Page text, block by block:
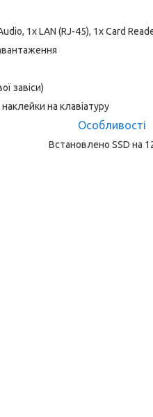
1x LAN (RJ-45), 1x Card
завіси)
на клавіатуру
Особливості
Встановлено SSD на